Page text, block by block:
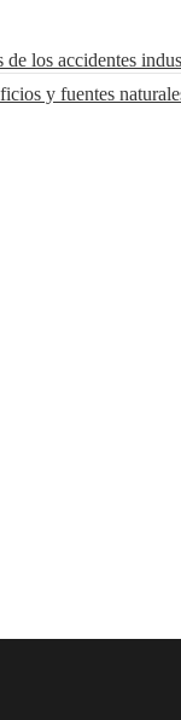
de los accidentes
y fuentes